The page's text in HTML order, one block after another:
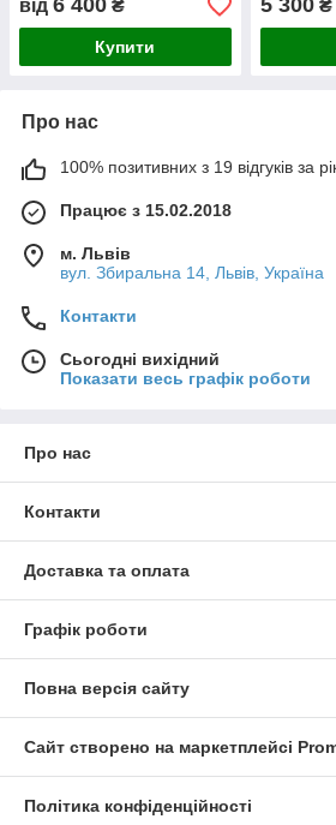
від 6 400 ₴
Купити
5 300₴
Про нас
100% позитивних з 19 відгуків за
Працює з 15.02.2018
м. Львів
вул. Збиральна 14, Львів, Україна
Контакти
Сьогодні вихідний
Показати весь графік роботи
Про нас
Контакти
Доставка та оплата
Графік роботи
Повна версія сайту
Сайт створено на маркетплейсі
Політика конфіденційності